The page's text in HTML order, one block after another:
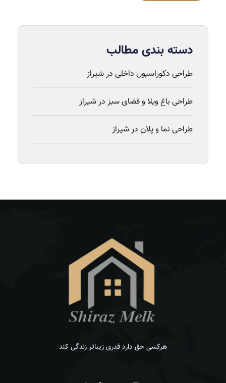
دسته بندی مطالب
طراحی دکوراسیون داخلی در شیراز
طراحی باغ ویلا و فضای سبز در شیراز
طراحی نما و پلان در شیراز
هرکسی حق دارد قدری زیباتر زندگی کند